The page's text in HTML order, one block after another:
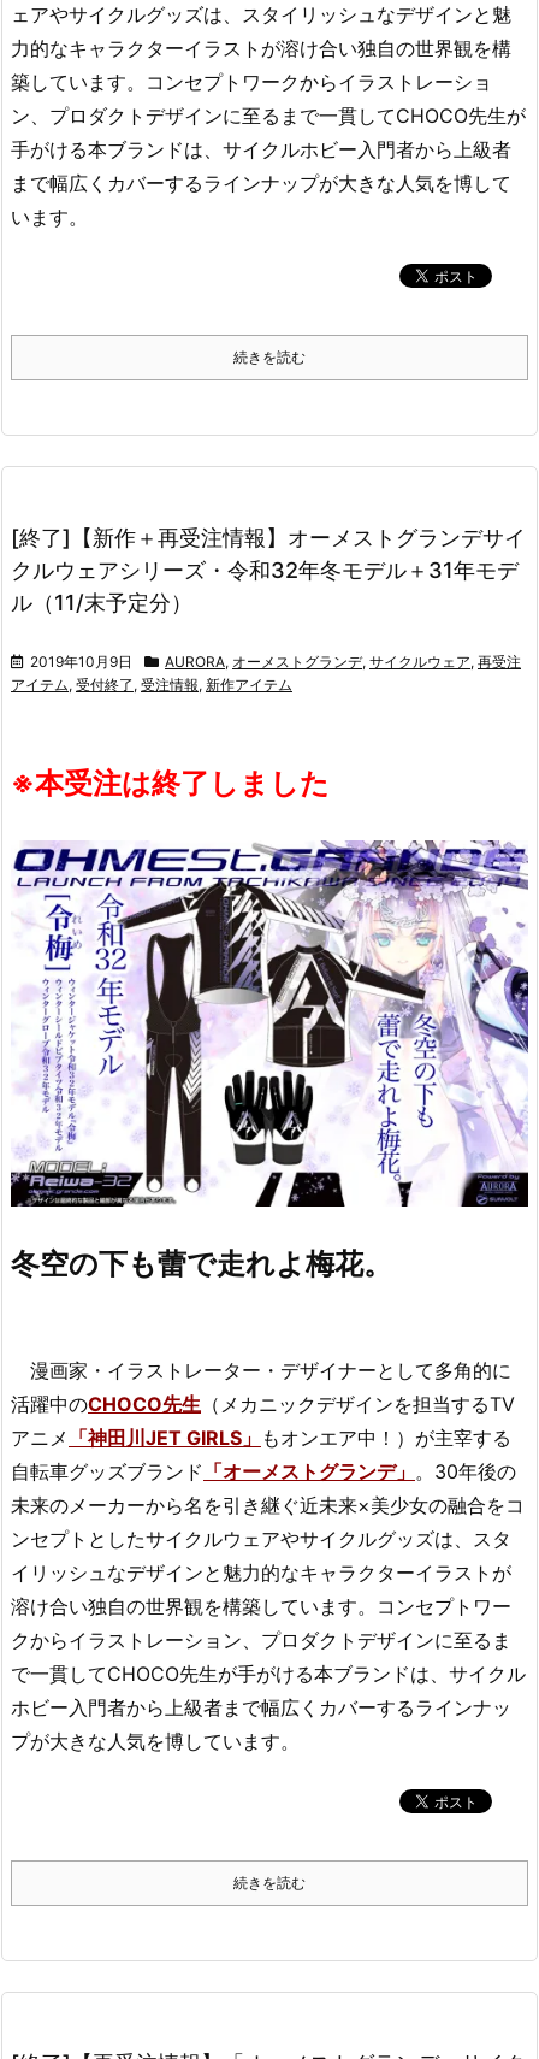
ェアやサイクルグッズは、スタイリッシュなデザインと魅
力的なキャラクターイラストが溶け合い独自の世界観を構
築しています。コンセプトワークからイラストレーショ
ン、プロダクトデザインに至るまで一貫してCHOCO先生が
手がける本ブランドは、サイクルホビー入門者から上級者
まで幅広くカバーするラインナップが大きな人気を博して
います。
続きを読む
[終了]【新作＋再受注情報】オーメストグランデサイ
クルウェアシリーズ・令和32年冬モデル＋31年モデ
ル（11/末予定分）
2019年10月9日 AURORA, オーメストグランデ, サイクルウェア, 再受注
アイテム, 受付終了 , 受注情報, 新作アイテム
※本受注は終了しました
冬空の下も蕾で走れよ梅花。
漫画家・イラストレーター・デザイナーとして多角的に
活躍中のCHOCO先生 （メカニックデザインを担当するTV
アニメ 「神田川JET GIRLS」 もオンエア中！）が主宰する
自転車グッズブランド 「オーメストグランデ」 。30年後の
未来のメーカーから名を引き継ぐ近未来×美少女の融合をコ
ンセプトとしたサイクルウェアやサイクルグッズは、スタ
イリッシュなデザインと魅力的なキャラクターイラストが
溶け合い独自の世界観を構築しています。コンセプトワー
クからイラストレーション、プロダクトデザインに至るま
で一貫してCHOCO先生が手がける本ブランドは、サイクル
ホビー入門者から上級者まで幅広くカバーするラインナッ
プが大きな人気を博しています。
続きを読む